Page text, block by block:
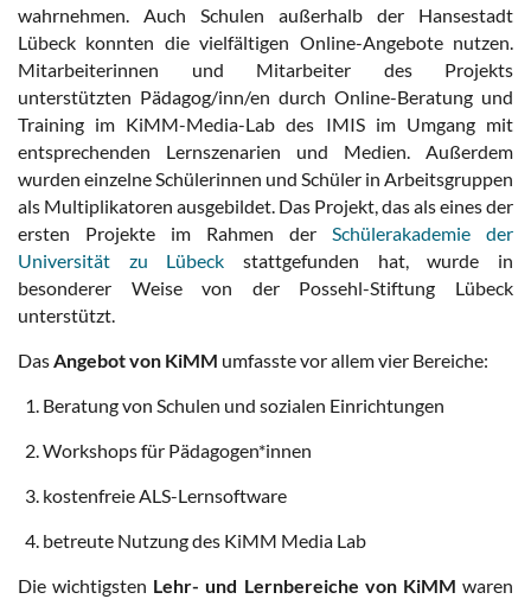
wahrnehmen. Auch Schulen außerhalb der Hansestadt
Lübeck konnten die vielfältigen Online-Angebote nutzen.
Mitarbeiterinnen und Mitarbeiter des Projekts
unterstützten Pädagog/inn/en durch Online-Beratung und
Training im KiMM-Media-Lab des IMIS im Umgang mit
entsprechenden Lernszenarien und Medien. Außerdem
wurden einzelne Schülerinnen und Schüler in Arbeitsgruppen
als Multiplikatoren ausgebildet. Das Projekt, das als eines der
ersten Projekte im Rahmen der Schülerakademie der
Universität zu Lübeck stattgefunden hat, wurde in
besonderer Weise von der Possehl-Stiftung Lübeck
unterstützt.
DasAngebot von KiMM umfasste vor allem vier Bereiche:
1. Beratung von Schulen und sozialen Einrichtungen
2. Workshops für Pädagogen*innen
3. kostenfreie ALS-Lernsoftware
4. betreute Nutzung des KiMM Media Lab
Die wichtigsten Lehr- und Lernbereiche von KiMM waren